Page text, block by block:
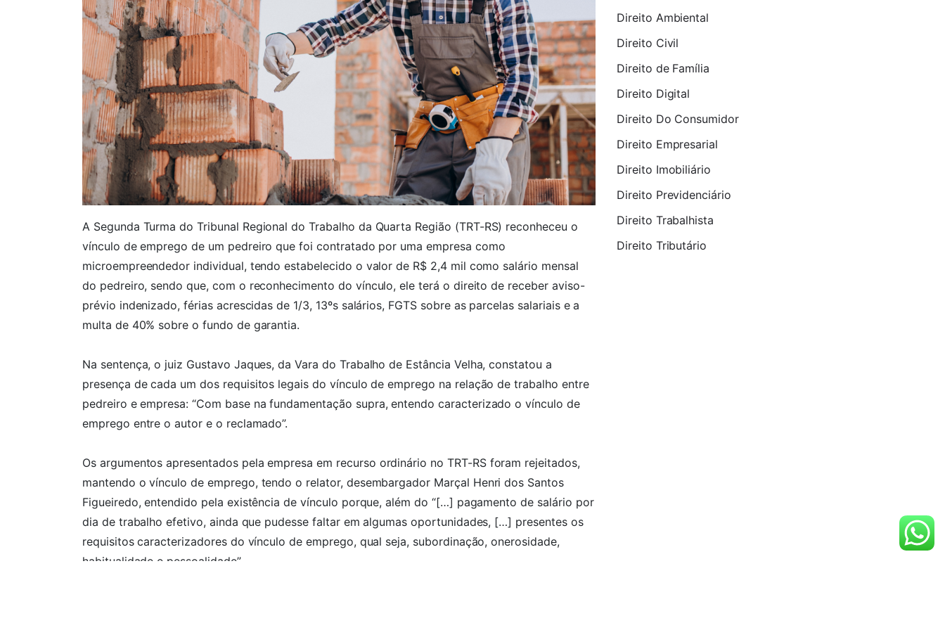
A Segunda Turma do Tribunal Regional do Trabalho da Quarta Região (TRT-RS) reconheceu o
vínculo de emprego de um pedreiro que foi contratado por uma empresa como
microempreendedor individual, tendo estabelecido o valor de R$ 2,4 mil como salário mensal
do pedreiro, sendo que, com o reconhecimento do vínculo, ele terá o direito de receber aviso-
prévio indenizado, férias acrescidas de 1/3, 13ºs salários, FGTS sobre as parcelas salariais e a
multa de 40% sobre o fundo de garantia.
Na sentença, o juiz Gustavo Jaques, da Vara do Trabalho de Estância Velha, constatou a
presença de cada um dos requisitos legais do vínculo de emprego na relação de trabalho entre
pedreiro e empresa: “Com base na fundamentação supra, entendo caracterizado o vínculo de
emprego entre o autor e o reclamado”.
Os argumentos apresentados pela empresa em recurso ordinário no TRT-RS foram rejeitados,
mantendo o vínculo de emprego, tendo o relator, desembargador Marçal Henri dos Santos
Figueiredo, entendido pela existência de vínculo porque, além do “[…] pagamento de salário por
dia de trabalho efetivo, ainda que pudesse faltar em algumas oportunidades, […] presentes os
requisitos caracterizadores do vínculo de emprego, qual seja, subordinação, onerosidade,
habitualidade e pessoalidade”.
Direito Ambiental
Direito Civil
Direito de Família
Direito Digital
Direito Do Consumidor
Direito Empresarial
Direito Imobiliário
Direito Previdenciário
Direito Trabalhista
Direito Tributário